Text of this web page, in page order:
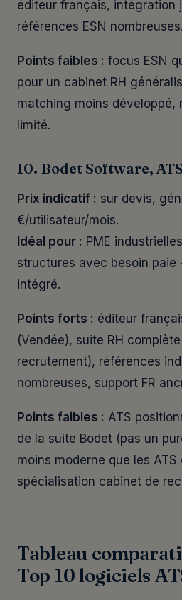
éditeur français, intégration
références ESN nombreuses.
Points faibles : focus ESN
pour un cabinet RH
matching moins développé,
limité.
10. Bodet Software,
Prix indicatif : sur devis,
€/utilisateur/mois.
Idéal pour : PME
structures avec besoin paie
intégré.
Points forts : éditeur
(Vendée), suite RH
recrutement), références
nombreuses, support FR
Points faibles : ATS
de la suite Bodet (pas un
moins moderne que les ATS
spécialisation cabinet de
Tableau
Top 10 logiciels